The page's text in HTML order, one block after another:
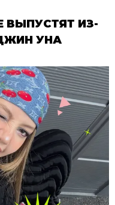
ВЫПУСТЯТ ИЗ-
УНА